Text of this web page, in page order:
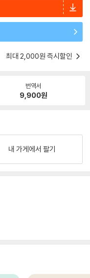
최대 2,000원 즉시할인
번역서
9,900원
내 가게에서 팔기